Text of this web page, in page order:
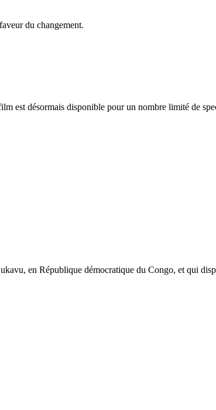
du changement.
est désormais disponible pour un nombre limité de
en République démocratique du Congo, et qui